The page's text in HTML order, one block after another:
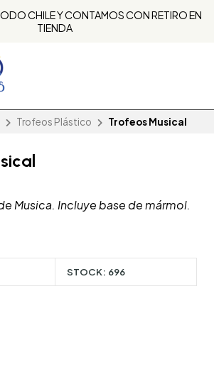
CHILE Y CONTAMOS CON RETIRO EN
TIENDA
Trofeos Plástico Trofeos Musical
Musica. Incluye base de mármol.
STOCK: 696